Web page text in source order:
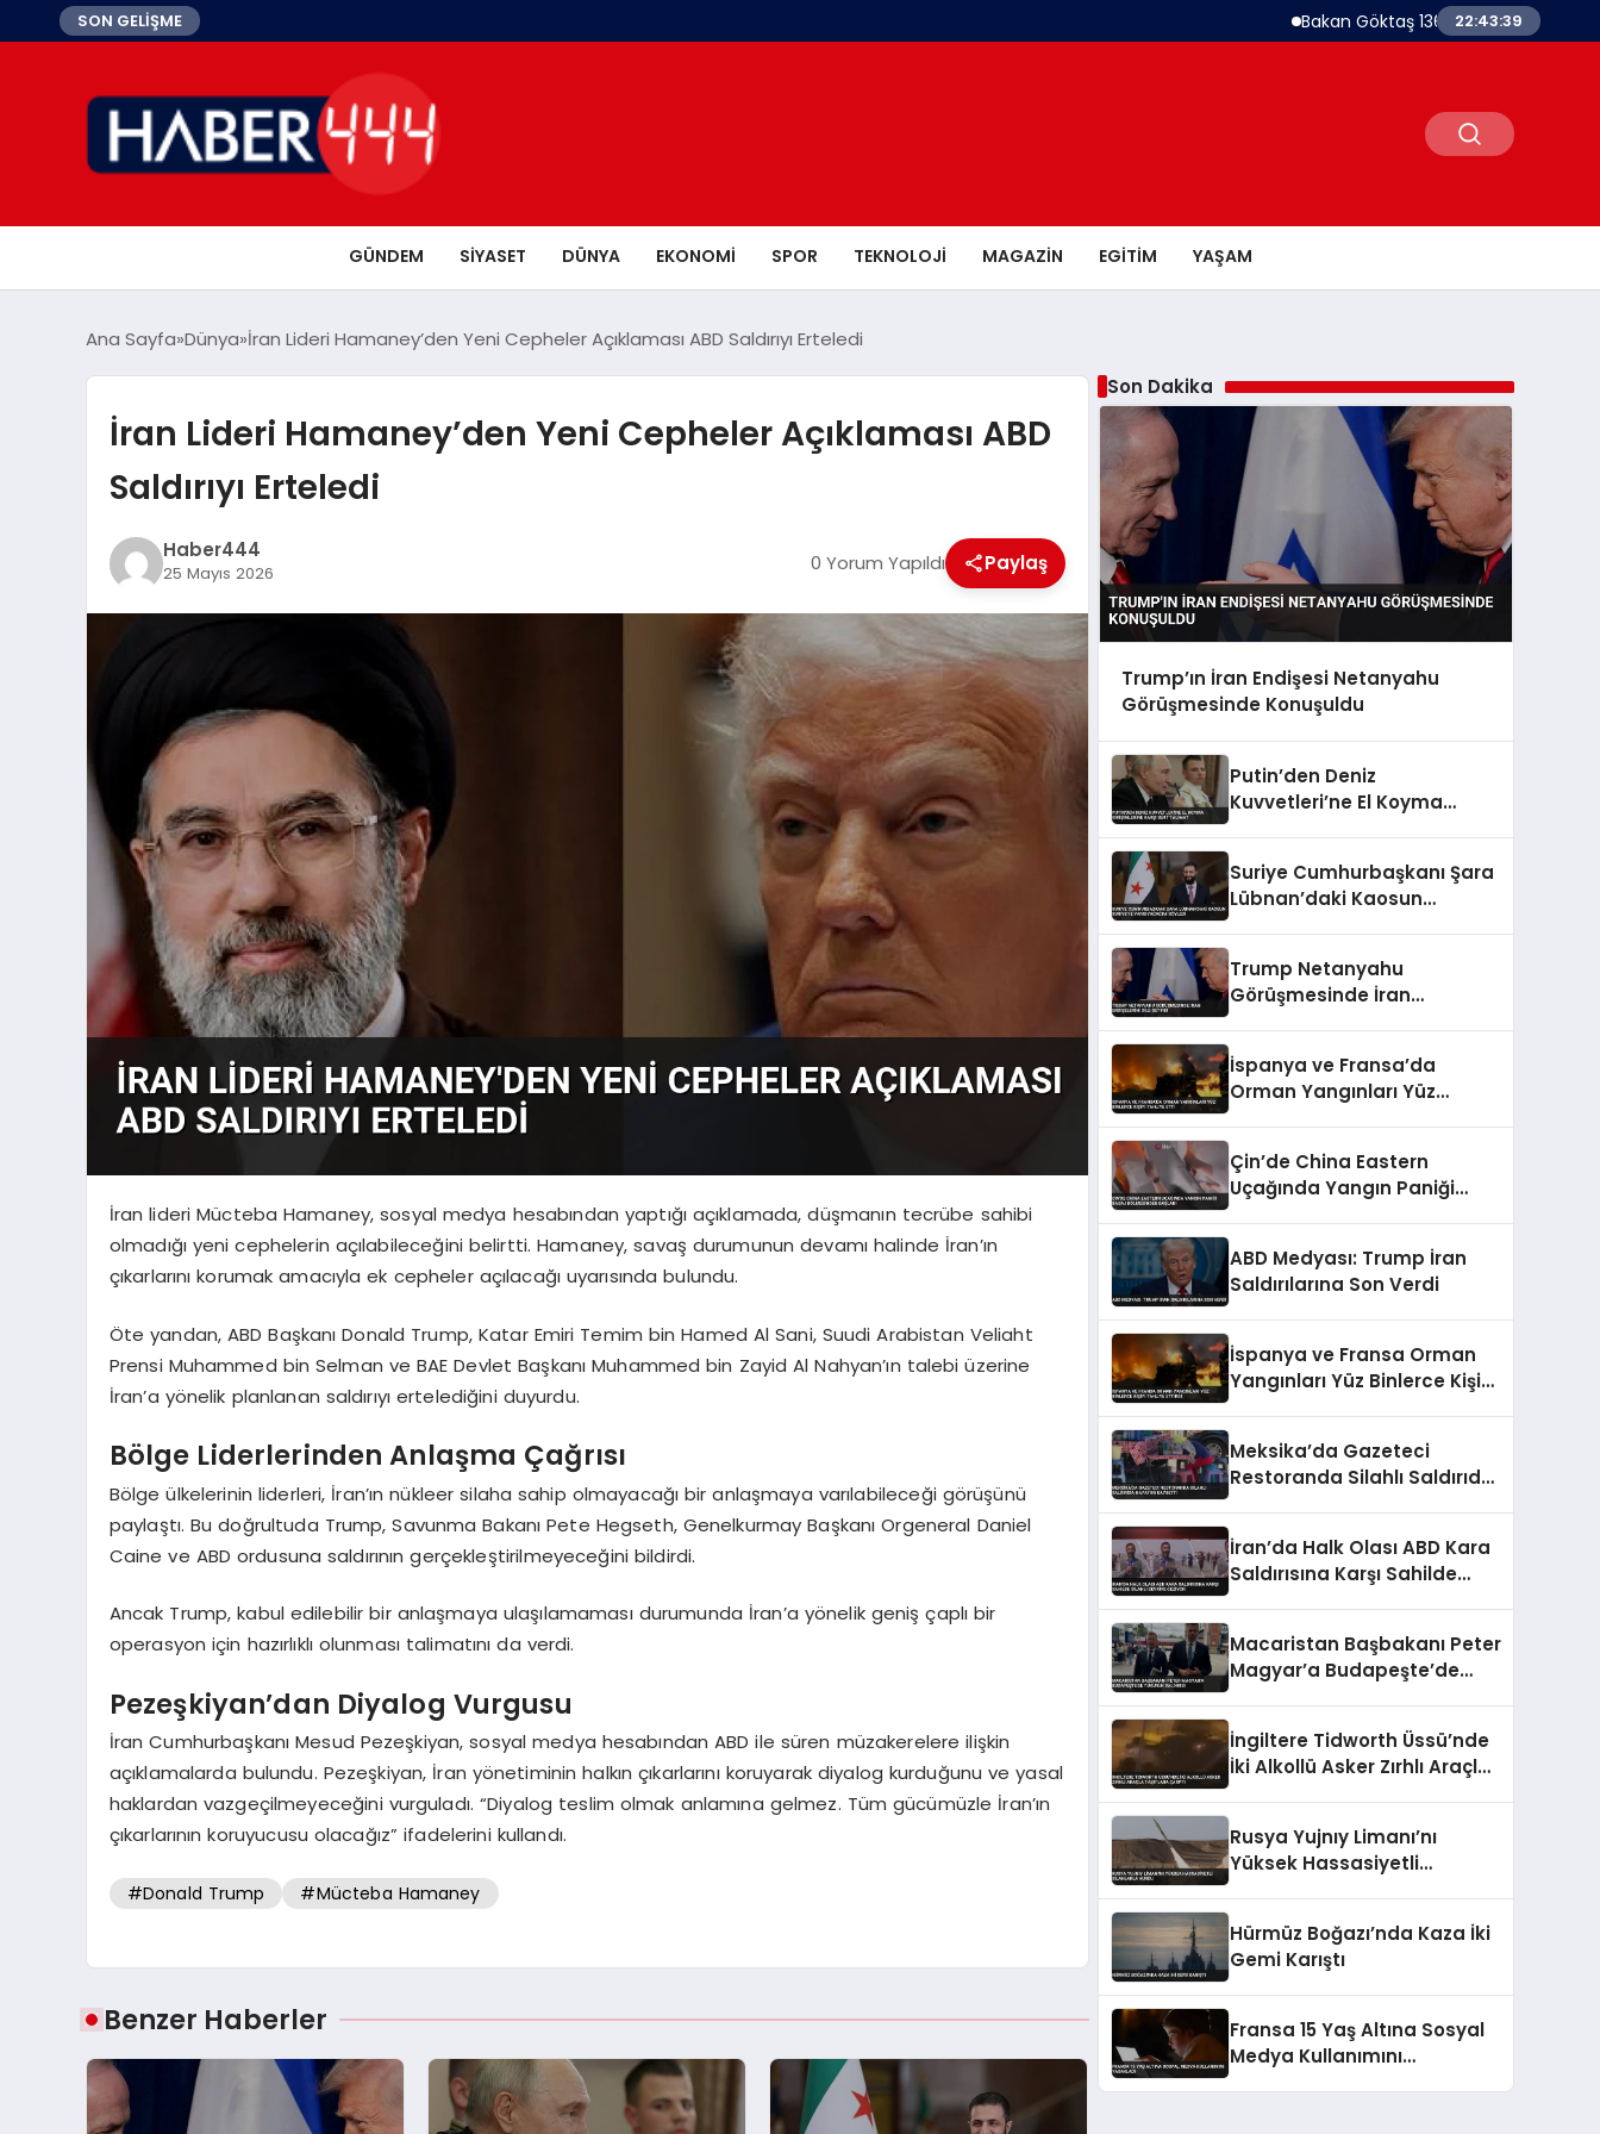
SON GELİŞME Bakan Göktaş 1367 Kadın Kooperatifine
22:43:40
GÜNDEM SIYASET DÜNYA EKONOMI SPOR TEKNOLOJI MAGAZIN EGITIM YAŞAM
Ana Sayfa Dünya İran Lideri Hamaney’den Yeni Cepheler Açıklaması ABD Saldırıyı Erteledi
İran Lideri Hamaney’den Yeni Cepheler Açıklaması ABD
Saldırıyı Erteledi
Haber444
25 Mayıs 2026 0 Yorum Yapıldı Paylaş
İran lideri Mücteba Hamaney, sosyal medya hesabından yaptığı açıklamada, düşmanın tecrübe sahibi
olmadığı yeni cephelerin açılabileceğini belirtti. Hamaney, savaş durumunun devamı halinde İran’ın
çıkarlarını korumak amacıyla ek cepheler açılacağı uyarısında bulundu.
Öte yandan, ABD Başkanı Donald Trump, Katar Emiri Temim bin Hamed Al Sani, Suudi Arabistan Veliaht
Prensi Muhammed bin Selman ve BAE Devlet Başkanı Muhammed bin Zayid Al Nahyan’ın talebi üzerine
İran’a yönelik planlanan saldırıyı ertelediğini duyurdu.
Bölge Liderlerinden Anlaşma Çağrısı
Bölge ülkelerinin liderleri, İran’ın nükleer silaha sahip olmayacağı bir anlaşmaya varılabileceği görüşünü
paylaştı. Bu doğrultuda Trump, Savunma Bakanı Pete Hegseth, Genelkurmay Başkanı Orgeneral Daniel
Caine ve ABD ordusuna saldırının gerçekleştirilmeyeceğini bildirdi.
Ancak Trump, kabul edilebilir bir anlaşmaya ulaşılamaması durumunda İran’a yönelik geniş çaplı bir
operasyon için hazırlıklı olunması talimatını da verdi.
Pezeşkiyan’dan Diyalog Vurgusu
İran Cumhurbaşkanı Mesud Pezeşkiyan, sosyal medya hesabından ABD ile süren müzakerelere ilişkin
açıklamalarda bulundu. Pezeşkiyan, İran yönetiminin halkın çıkarlarını koruyarak diyalog kurduğunu ve yasal
haklardan vazgeçilmeyeceğini vurguladı. “Diyalog teslim olmak anlamına gelmez. Tüm gücümüzle İran’ın
çıkarlarının koruyucusu olacağız” ifadelerini kullandı.
#Donald Trump #Mücteba Hamaney
Benzer Haberler
Son Dakika
Trump’ın İran Endişesi Netanyahu
Görüşmesinde Konuşuldu
Putin’den Deniz
Kuvvetleri’ne El Koyma
Suriye Cumhurbaşkanı Şara
Lübnan’daki Kaosun
Trump Netanyahu
Görüşmesinde İran
İspanya ve Fransa’da
Orman Yangınları Yüz
Çin’de China Eastern
Uçağında Yangın Paniği
ABD Medyası: Trump İran
Saldırılarına Son Verdi
İspanya ve Fransa Orman
Yangınları Yüz Binlerce Kişiyi
Meksika’da Gazeteci
Restoranda Silahlı Saldırıda
İran’da Halk Olası ABD Kara
Saldırısına Karşı Sahilde
Macaristan Başbakanı Peter
Magyar’a Budapeşte’de
İngiltere Tidworth Üssü’nde
İki Alkollü Asker Zırhlı Araçla
Rusya Yujnıy Limanı’nı
Yüksek Hassasiyetli
Hürmüz Boğazı’nda Kaza İki
Gemi Karıştı
Fransa 15 Yaş Altına Sosyal
Medya Kullanımını